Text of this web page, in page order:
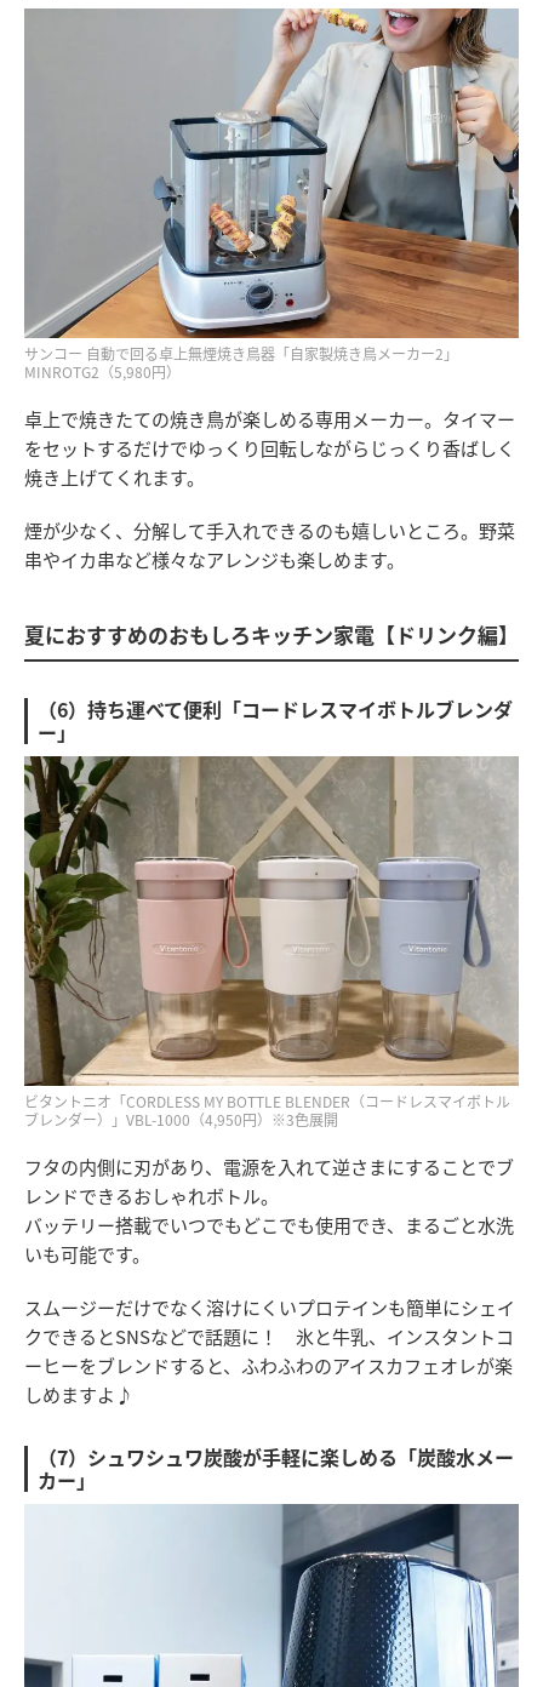
サンコー 自動で回る卓上無煙焼き鳥器「自家製焼き鳥メーカー2」
MINROTG2（5,980円）
卓上で焼きたての焼き鳥が楽しめる専用メーカー。タイマー
をセットするだけでゆっくり回転しながらじっくり香ばしく
焼き上げてくれます。
煙が少なく、分解して手入れできるのも嬉しいところ。野菜
串やイカ串など様々なアレンジも楽しめます。
夏におすすめのおもしろキッチン家電【ドリンク編】
（6）持ち運べて便利「コードレスマイボトルブレンダ
ー」
ビタントニオ「CORDLESS MY BOTTLE BLENDER（コードレスマイボトル
ブレンダー）」VBL-1000（4,950円）※3色展開
フタの内側に刃があり、電源を入れて逆さまにすることでブ
レンドできるおしゃれボトル。
バッテリー搭載でいつでもどこでも使用でき、まるごと水洗
いも可能です。
スムージーだけでなく溶けにくいプロテインも簡単にシェイ
クできるとSNSなどで話題に！ 氷と牛乳、インスタントコ
ーヒーをブレンドすると、ふわふわのアイスカフェオレが楽
しめますよ♪
（7）シュワシュワ炭酸が手軽に楽しめる「炭酸水メー
カー」